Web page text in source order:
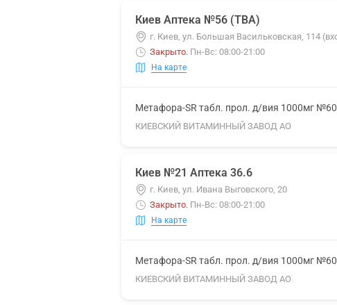
Киев Аптека №56 (ТВА)
г. Киев, ул. Большая Васильковская, 114
Закрыто. Пн-Вс: 08:00-21:00
На карте
Метафора-SR табл. прол. д/вия 1000мг №60
КИЕВСКИЙ ВИТАМИННЫЙ ЗАВОД АО
Киев №21 Аптека 36.6
г. Киев, ул. Ивана Выговского, 20
Закрыто. Пн-Вс: 08:00-21:00
На карте
Метафора-SR табл. прол. д/вия 1000мг №60
КИЕВСКИЙ ВИТАМИННЫЙ ЗАВОД АО